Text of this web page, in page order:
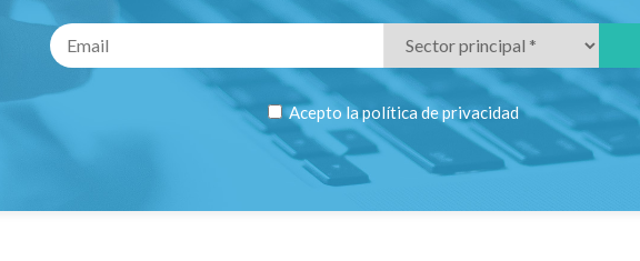
Acepto la política de privacidad